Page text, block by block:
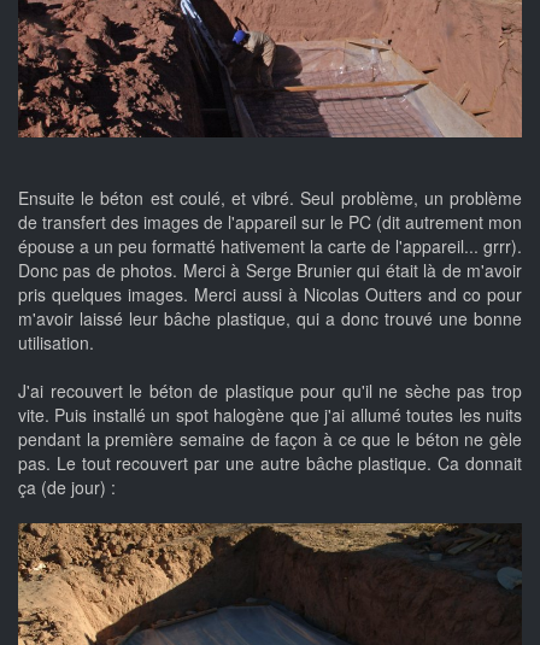
Ensuite le béton est coulé, et vibré. Seul problème, un problème
de transfert des images de l'appareil sur le PC (dit autrement mon
épouse a un peu formatté hativement la carte de l'appareil... grrr).
Donc pas de photos. Merci à Serge Brunier qui était là de m'avoir
pris quelques images. Merci aussi à Nicolas Outters and co pour
m'avoir laissé leur bâche plastique, qui a donc trouvé une bonne
utilisation.
J'ai recouvert le béton de plastique pour qu'il ne sèche pas trop
vite. Puis installé un spot halogène que j'ai allumé toutes les nuits
pendant la première semaine de façon à ce que le béton ne gèle
pas. Le tout recouvert par une autre bâche plastique. Ca donnait
ça (de jour) :